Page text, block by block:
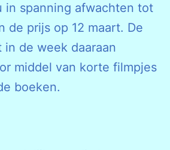
in spanning afwachten tot
de prijs op 12 maart. De
de week daaraan
middel van korte filmpjes
boeken.